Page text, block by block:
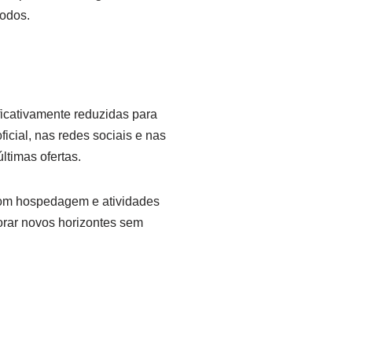
reduzidas para
nas redes sociais e nas
ofertas.
hospedagem e atividades
novos horizontes sem